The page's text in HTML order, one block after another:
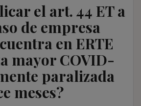
el art. 44 ET a
de empresa
en ERTE
mayor COVID-
paralizada
meses?